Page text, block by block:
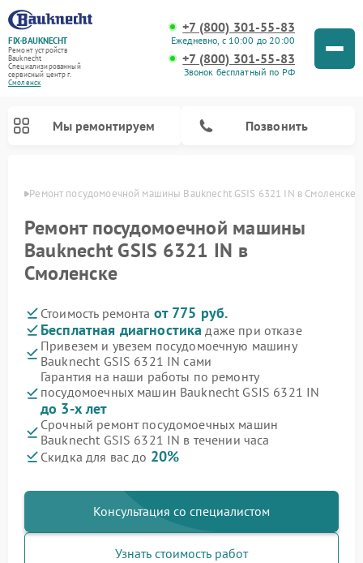
FIX-BAUKNECHT
Ремонт устройств
Bauknecht
Специализированный
cервисный центр г.
Смоленск
+7 (800) 301-55-83
Ежедневно, с 10:00 до 20:00
+7 (800) 301-55-83
Звонок бесплатный по РФ
Мы ремонтируем Позвонить
Ремонт посудомоечной машины Bauknecht GSIS 6321 IN в Смоленске
Ремонт посудомоечной машины
Bauknecht GSIS 6321 IN в
Смоленске
Стоимость ремонта от 775 руб.
Бесплатная диагностика даже при отказе
Привезем и увезем посудомоечную машину
Bauknecht GSIS 6321 IN сами
Гарантия на наши работы по ремонту
посудомоечных машин Bauknecht GSIS 6321 IN
до 3-х лет
Срочный ремонт посудомоечных машин
Bauknecht GSIS 6321 IN в течении часа
Скидка для вас до 20%
Консультация со специалистом
Узнать стоимость работ